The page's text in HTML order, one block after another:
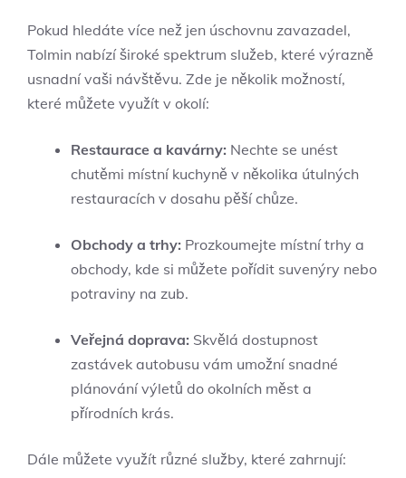
Pokud hledáte více než jen úschovnu zavazadel,
Tolmin nabízí široké spektrum služeb, které výrazně
usnadní vaši návštěvu. Zde je několik možností,
které můžete využít v okolí:
Restaurace a kavárny: Nechte se unést
chutěmi místní kuchyně v několika útulných
restauracích v dosahu pěší chůze.
Obchody a trhy: Prozkoumejte místní trhy a
obchody, kde si můžete pořídit suvenýry nebo
potraviny na zub.
Veřejná doprava: Skvělá dostupnost
zastávek autobusu vám umožní snadné
plánování výletů do okolních měst a
přírodních krás.
Dále můžete využít různé služby, které zahrnují: